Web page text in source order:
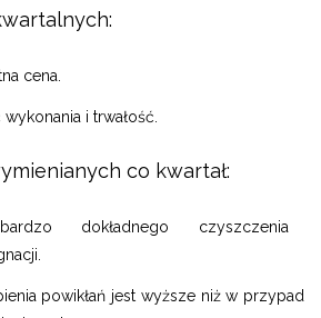
cena.
i trwałość.
co kwartał:
dokładnego czyszczenia i
powikłań jest wyższe niż w przypadku